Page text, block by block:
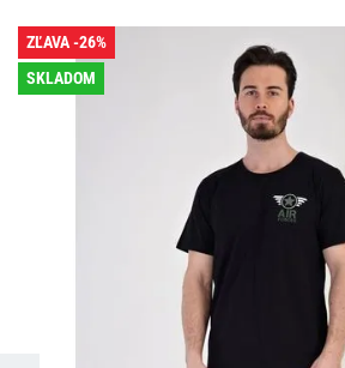
ZĽAVA -26%
SKLADOM